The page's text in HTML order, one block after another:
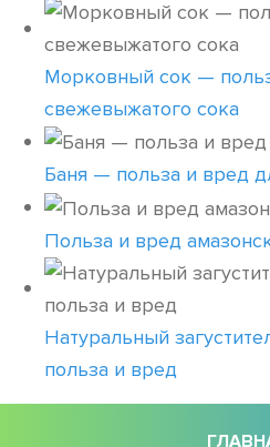
Морковный сок —
свежевыжатого сока
Баня — польза и вред
Польза и вред
Натуральный
польза и вред